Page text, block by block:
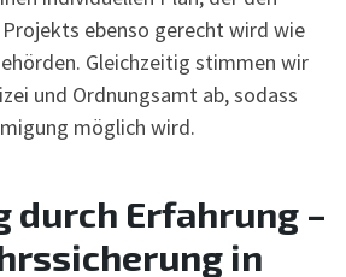
ebenso gerecht wird wie
Gleichzeitig stimmen wir
und Ordnungsamt ab, sodass
möglich wird.
durch Erfahrung –
in